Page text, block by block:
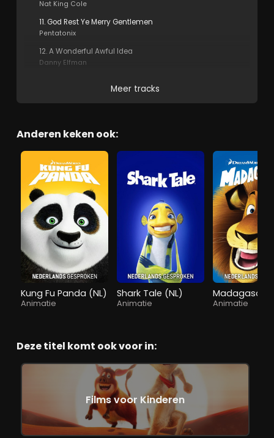
Nat King Cole
11. God Rest Ye Merry Gentlemen
Pentatonix
12. A Wonderful Awful Idea
Danny Elfman
Meer tracks
Anderen keken ook:
Kung Fu Panda (NL)
Animatie
Shark Tale (NL)
Animatie
Madagascar
Animatie
Deze titel komt ook voor in:
Films voor Kinderen